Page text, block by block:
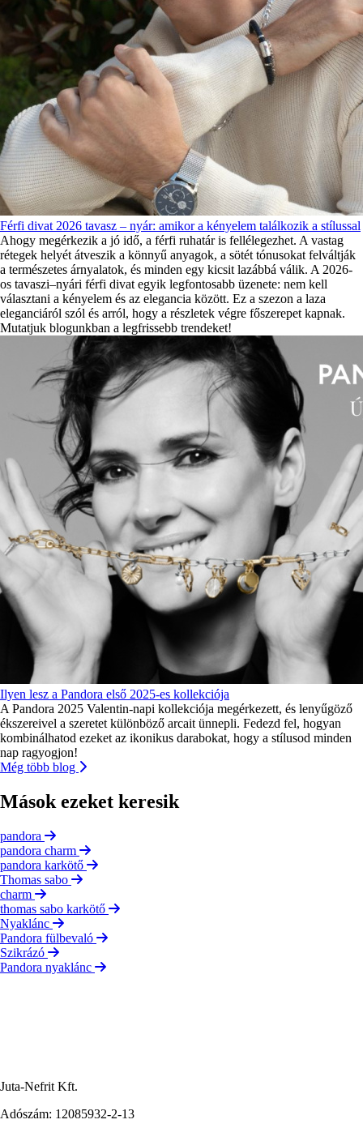
Férfi divat 2026 tavasz – nyár: amikor a kényelem találkozik a stílussal
Ahogy megérkezik a jó idő, a férfi ruhatár is fellélegezhet. A vastag
rétegek helyét átveszik a könnyű anyagok, a sötét tónusokat felváltják
a természetes árnyalatok, és minden egy kicsit lazábbá válik. A 2026-
os tavaszi–nyári férfi divat egyik legfontosabb üzenete: nem kell
választani a kényelem és az elegancia között. Ez a szezon a laza
eleganciáról szól és arról, hogy a részletek végre főszerepet kapnak.
Mutatjuk blogunkban a legfrissebb trendeket!
Ilyen lesz a Pandora első 2025-es kollekciója
A Pandora 2025 Valentin-napi kollekciója megérkezett, és lenyűgöző
ékszereivel a szeretet különböző arcait ünnepli. Fedezd fel, hogyan
kombinálhatod ezeket az ikonikus darabokat, hogy a stílusod minden
nap ragyogjon!
Még több blog
Mások ezeket keresik
pandora
pandora charm
pandora karkötő
Thomas sabo
charm
thomas sabo karkötő
Nyaklánc
Pandora fülbevaló
Szikrázó
Pandora nyaklánc
Juta-Nefrit Kft.
Adószám: 12085932-2-13